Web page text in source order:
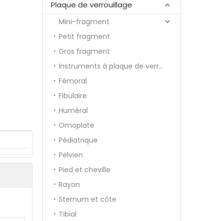
Plaque de verrouillage
Mini-fragment
Petit fragment
Gros fragment
Instruments à plaque de verrouillage
Fémoral
Fibulaire
Huméral
Omoplate
Pédiatrique
Pelvien
Pied et cheville
Rayon
Sternum et côte
Tibial